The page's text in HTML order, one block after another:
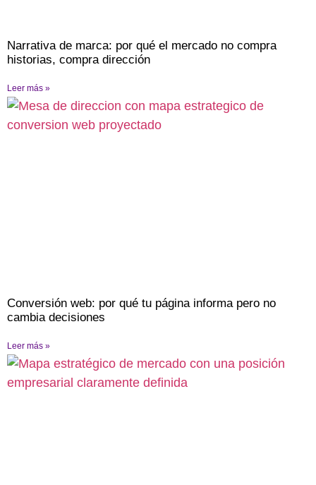
Narrativa de marca: por qué el mercado no compra
historias, compra dirección
Leer más »
Conversión web: por qué tu página informa pero no
cambia decisiones
Leer más »